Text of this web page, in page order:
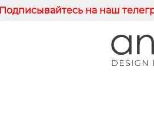
Подписывайтесь на наш